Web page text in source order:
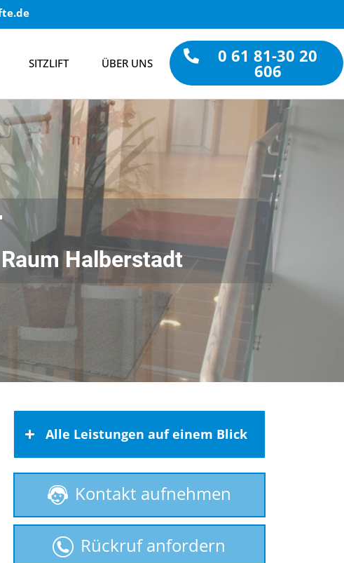
SITZLIFT ÜBER UNS 0 61 81-30 20
606
Halberstadt
Alle Leistungen auf einem Blick
Behindertenlift
gebrauchte Treppenlifte
Homelift
Hublift
Kontakt aufnehmen
Rückruf anfordern